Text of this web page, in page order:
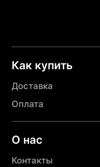
Как купить
Доставка
Оплата
О нас
Контакты